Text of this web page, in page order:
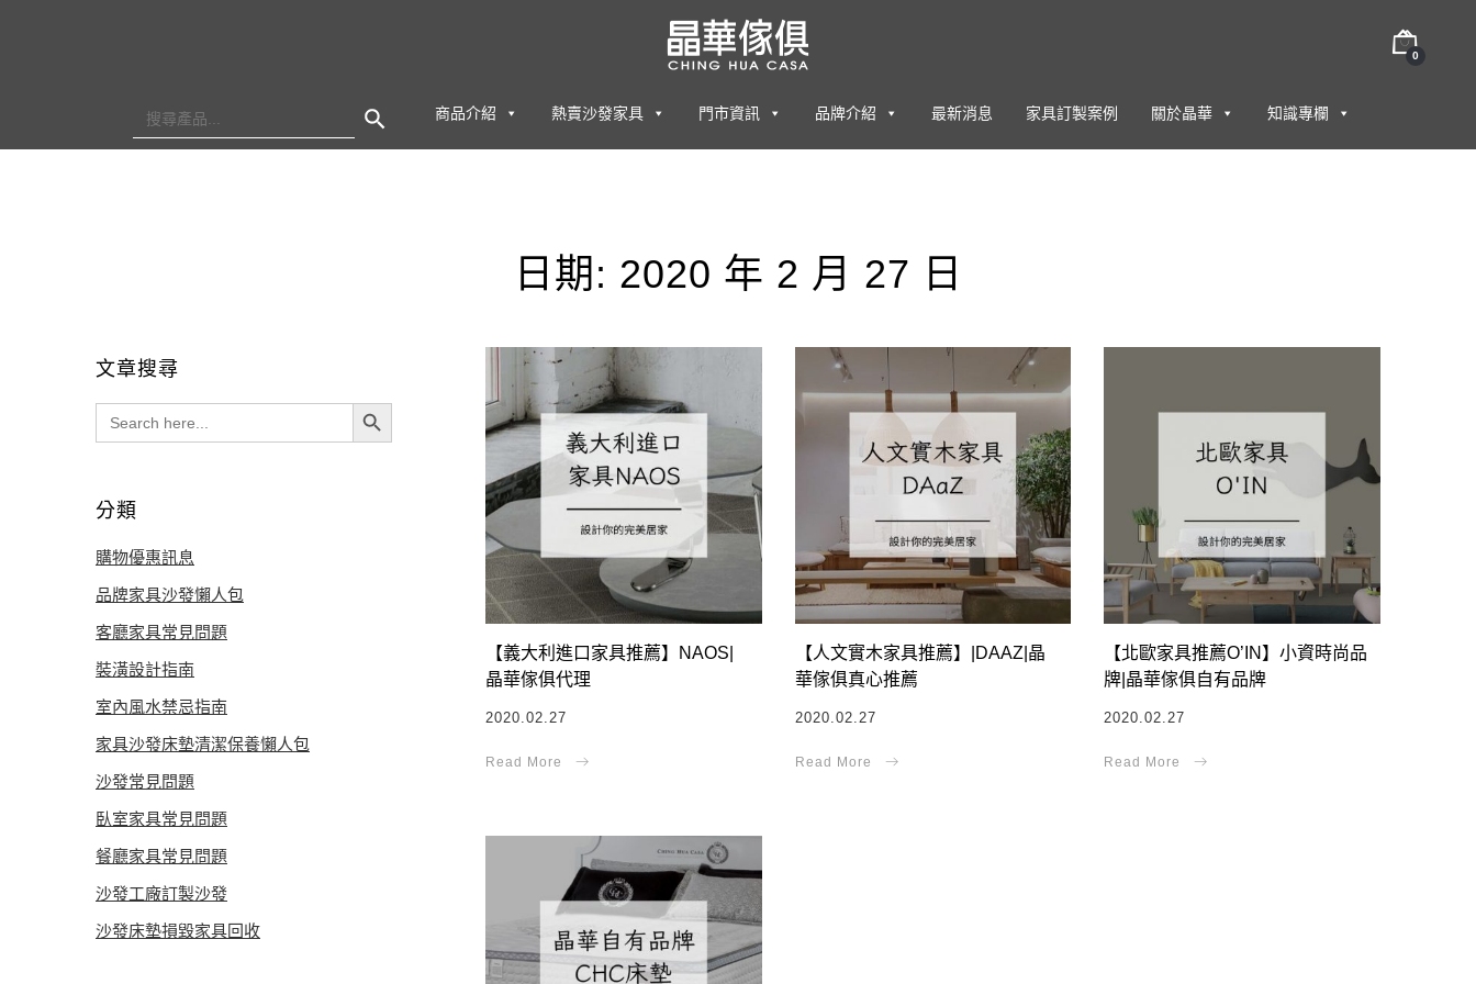
0
for:
商品介紹
熱賣沙發家具 門市資訊 品牌介紹 最新消息 家具訂製案例 關於晶華 知識專欄
日期: 2020 年 2 月 27 日
【義大利進口家具推薦】NAOS|
晶華傢俱代理
2020.02.27
【人文實木家具推薦】|DAAZ|晶
華傢俱真心推薦
2020.02.27
【北歐家具推薦O’IN】小資時尚品
牌|晶華傢俱自有品牌
2020.02.27
文章搜尋
Search
for:
Search Button
分類
購物優惠訊息
品牌家具沙發懶人包
客廳家具常見問題
裝潢設計指南
室內風水禁忌指南
家具沙發床墊清潔保養懶人包
沙發常見問題
臥室家具常見問題
餐廳家具常見問題
沙發工廠訂製沙發
沙發床墊損毀家具回收